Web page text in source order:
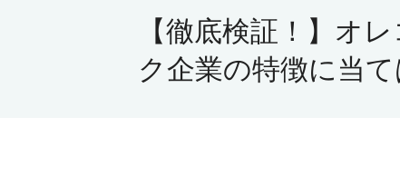
【徹底検証！】オ
ク企業の特徴に当